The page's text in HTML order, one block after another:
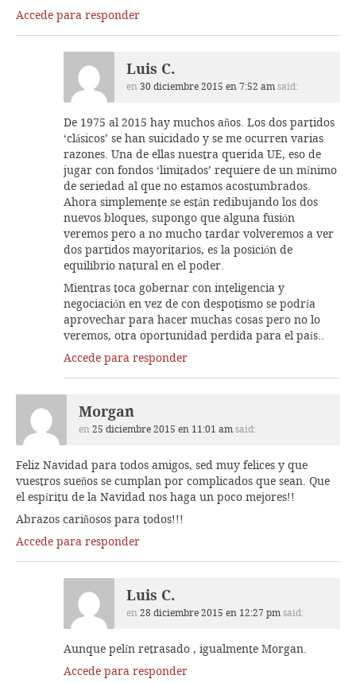
Accede para responder
Luis C.
en 30 diciembre 2015 en 7:52 am said:
De 1975 al 2015 hay muchos años. Los dos partidos
‘clásicos’ se han suicidado y se me ocurren varias
razones. Una de ellas nuestra querida UE, eso de
jugar con fondos ‘limitados’ requiere de un mínimo
de seriedad al que no estamos acostumbrados.
Ahora simplemente se están redibujando los dos
nuevos bloques, supongo que alguna fusión
veremos pero a no mucho tardar volveremos a ver
dos partidos mayoritarios, es la posición de
equilibrio natural en el poder.
Mientras toca gobernar con inteligencia y
negociación en vez de con despotismo se podría
aprovechar para hacer muchas cosas pero no lo
veremos, otra oportunidad perdida para el país..
Accede para responder
Morgan
en 25 diciembre 2015 en 11:01 am said:
Feliz Navidad para todos amigos, sed muy felices y que
vuestros sueños se cumplan por complicados que sean. Que
el espíritu de la Navidad nos haga un poco mejores!!
Abrazos cariñosos para todos!!!
Accede para responder
Luis C.
en 28 diciembre 2015 en 12:27 pm said:
Aunque pelín retrasado , igualmente Morgan.
Accede para responder